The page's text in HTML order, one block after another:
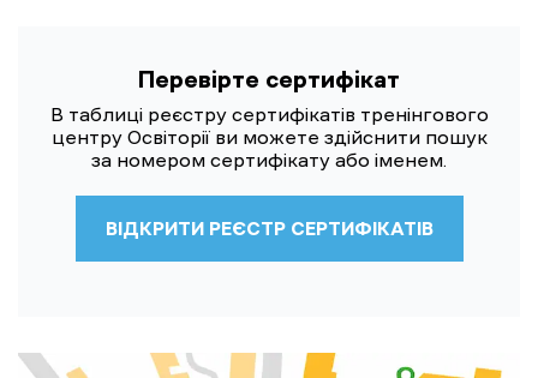
Перевірте сертифікат
В таблиці реєстру сертифікатів тренінгового
центру Освіторії ви можете здійснити пошук
за номером сертифікату або іменем.
ВІДКРИТИ РЕЄСТР СЕРТИФІКАТІВ